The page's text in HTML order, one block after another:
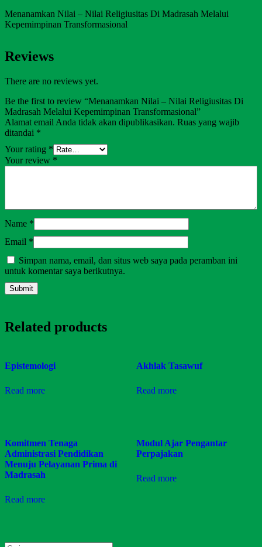
Menanamkan Nilai – Nilai Religiusitas Di Madrasah Melalui
Kepemimpinan Transformasional
Reviews
There are no reviews yet.
Be the first to review “Menanamkan Nilai – Nilai Religiusitas Di
Madrasah Melalui Kepemimpinan Transformasional”
Alamat email Anda tidak akan dipublikasikan. Ruas yang wajib
ditandai *
Your rating *
Your review *
Name *
Email *
Simpan nama, email, dan situs web saya pada peramban ini
untuk komentar saya berikutnya.
Related products
Epistemologi
Read more
Akhlak Tasawuf
Read more
Komitmen Tenaga
Administrasi Pendidikan
Menuju Pelayanan Prima di
Madrasah
Read more
Modul Ajar Pengantar
Perpajakan
Read more